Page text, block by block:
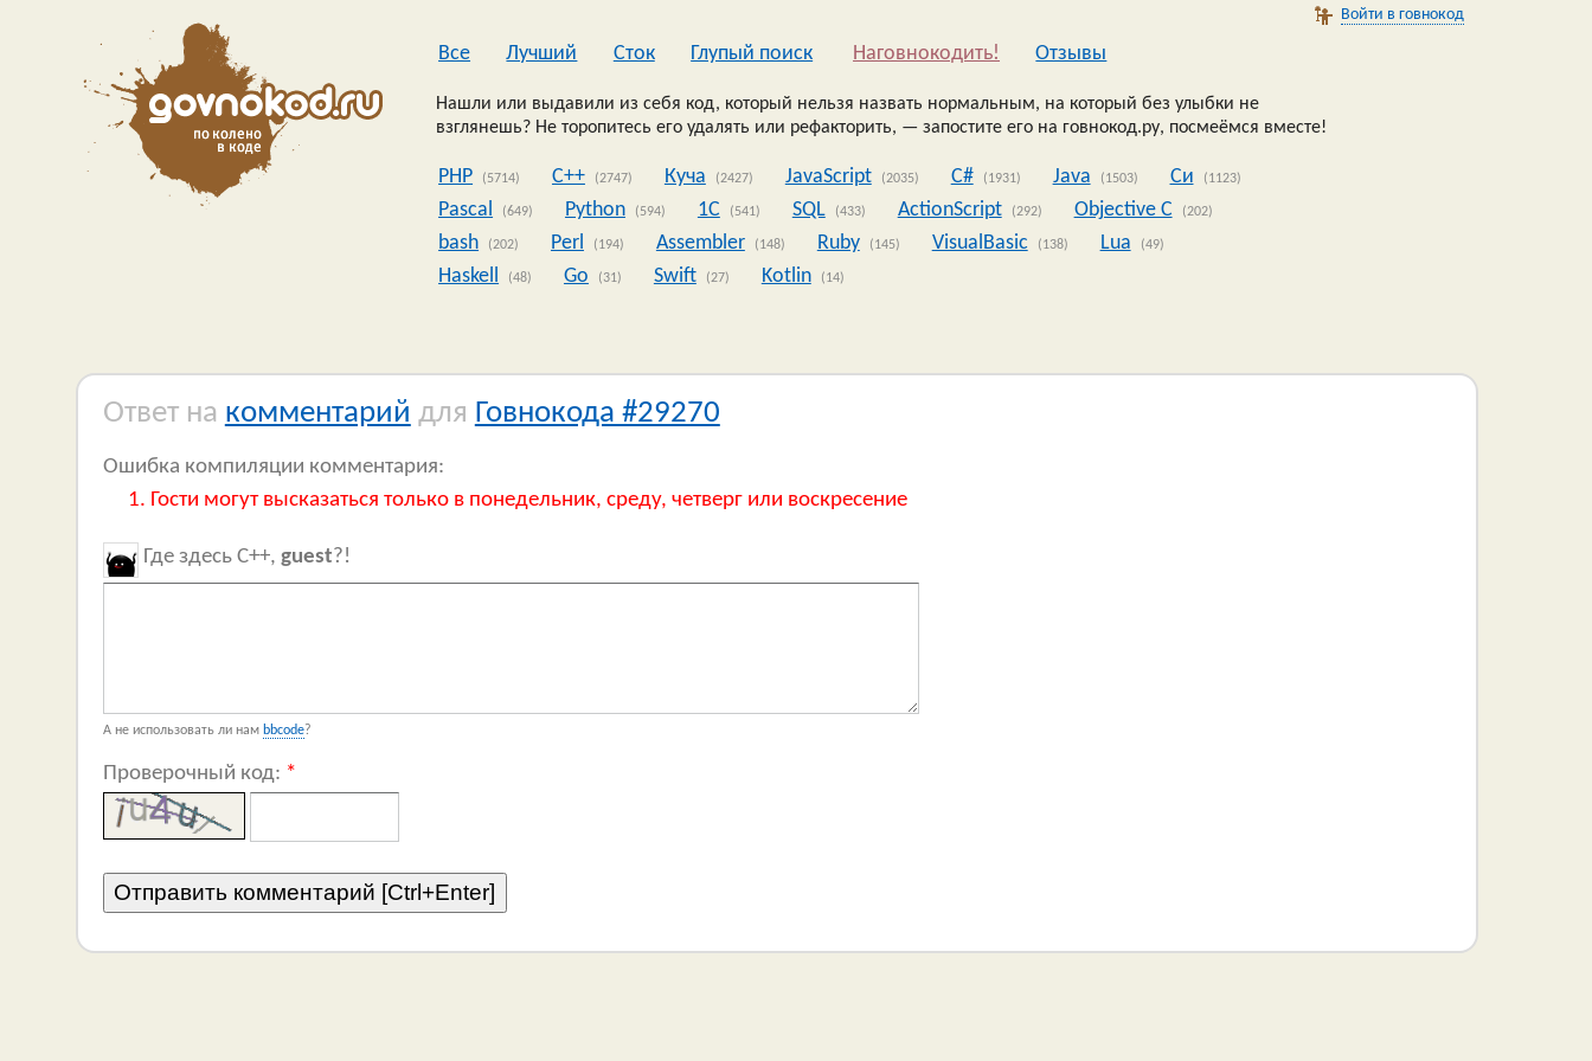
Войти в говнокод
Все Лучший Сток Глупый поиск Наговнокодить! Oтзывы
Нашли или выдавили из себя код, который нельзя назвать нормальным, на который без улыбки не
взглянешь? Не торопитесь его удалять или рефакторить, — запостите его на говнокод.ру, посмеёмся вместе!
PHP (5714) C++ (2747) Куча (2427) JavaScript (2035) C# (1931) Java (1503) Си (1123)
Pascal (649) Python (594) 1C (541) SQL (433) ActionScript (292) Objective C (202)
bash (202) Perl (194) Assembler (148) Ruby (145) VisualBasic (138) Lua (49)
Haskell (48) Go (31) Swift (27) Kotlin (14)
Ответ на комментарий для Говнокода #29270
Ошибка компиляции комментария:
Гости могут высказаться только в понедельник, среду, четверг или воскресение
Где здесь C++, guest?!
А не использовать ли нам bbcode?
Проверочный код: *